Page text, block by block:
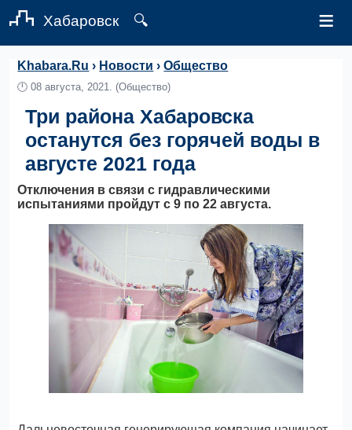
Хабаровск 🔍 ≡
Khabara.Ru › Новости ›Общество
🕛08 августа, 2021. (Общество)
Три района Хабаровска
останутся без горячей воды в
августе 2021 года
Отключения в связи с гидравлическими
испытаниями пройдут с 9 по 22 августа.